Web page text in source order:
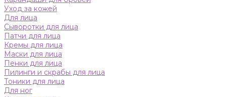
Уход за кожей
Для лица
Сыворотки для лица
Патчи для лица
Кремы для лица
Маски для лица
Пенки для лица
Пилинги и скрабы для лица
Тоники для лица
Для ног